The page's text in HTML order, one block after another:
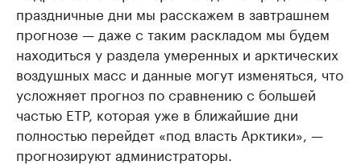
праздничные дни мы расскажем в завтрашнем
прогнозе — даже с таким раскладом мы будем
находиться у раздела умеренных и арктических
воздушных масс и данные могут изменяться, что
усложняет прогноз по сравнению с большей
частью ЕТР, которая уже в ближайшие дни
полностью перейдет «под власть Арктики», —
прогнозируют администраторы.